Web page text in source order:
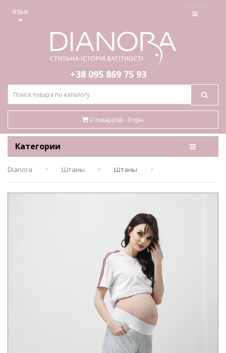
ЯЗЫК ≡
+38 095 869 75 93
0 товар(ов) - 0 грн.
Категории
Dianora Штаны Штаны